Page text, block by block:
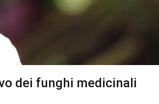
dei funghi medicinali